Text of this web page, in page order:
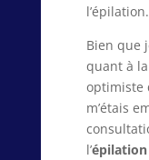
l’épilation.
Bien que
quant à
optimiste
m’étais
l’épilation